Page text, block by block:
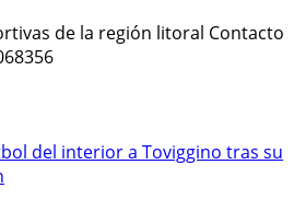
de la región litoral Contacto